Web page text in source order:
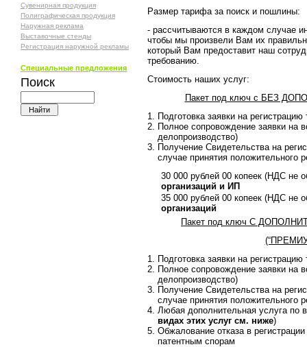
Размер тарифа за поиск и пошлины:
- рассчитываются в каждом случае
чтобы мы произвели Вам их
который Вам предоставит наш
требованию.
Стоимость наших услуг:
Пакет под ключ с БЕЗ
Подготовка заявки на регистрацию
Полное сопровождение заявки на
делопроизводство)
Получение Свидетельства на
случае принятия положительного
30 000 рублей 00 копеек (НДС не
организаций и ИП
35 000 рублей 00 копеек (НДС не
организаций
Пакет под ключ С
Подготовка заявки на регистрацию
Полное сопровождение заявки на
делопроизводство)
Получение Свидетельства на
случае принятия положительного
Любая дополнительная услуга по
видах этих услуг см. ниже)
Обжалование отказа в
патентным спорам
Сувенирная продукция
Полиграфическая продукция
Наружная реклама
Выставочные стенды
Регистрация наружной рекламы
Специальные предложения
Поиск